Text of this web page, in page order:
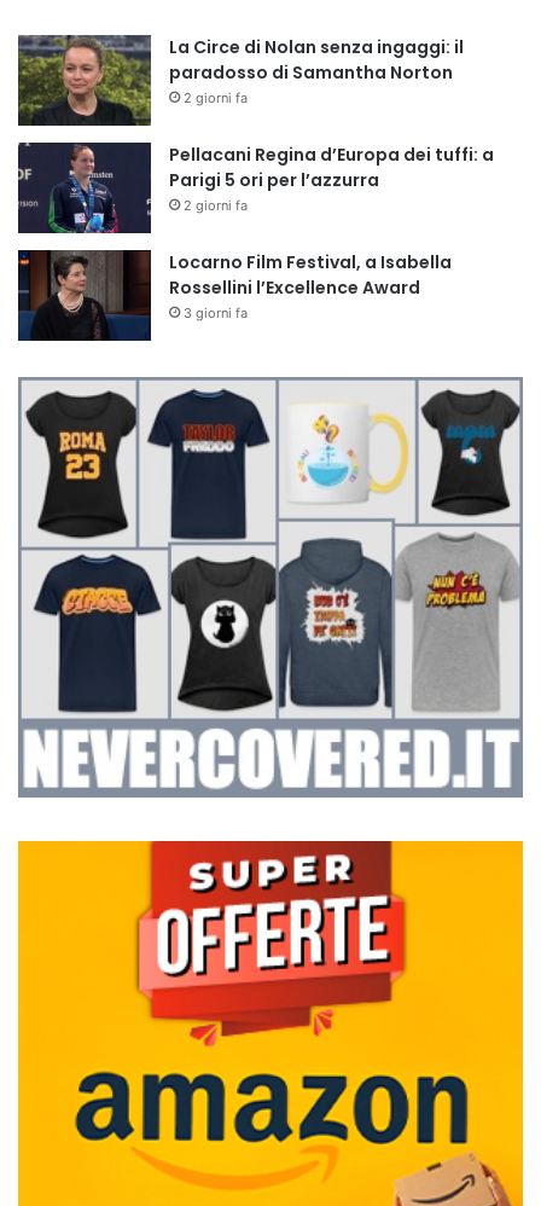
La Circe di Nolan senza ingaggi: il
paradosso di Samantha Norton
2 giorni fa
Pellacani Regina d’Europa dei tuffi: a
Parigi 5 ori per l’azzurra
2 giorni fa
Locarno Film Festival, a Isabella
Rossellini l’Excellence Award
3 giorni fa